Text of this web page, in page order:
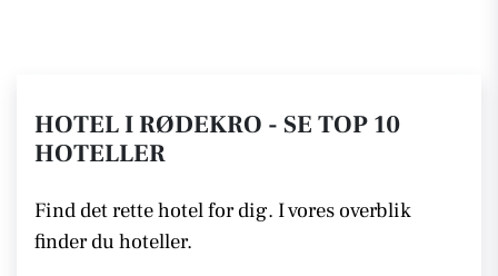
HOTEL I RØDEKRO - SE TOP 10
HOTELLER
Find det rette hotel for dig. I vores overblik
finder du hoteller.